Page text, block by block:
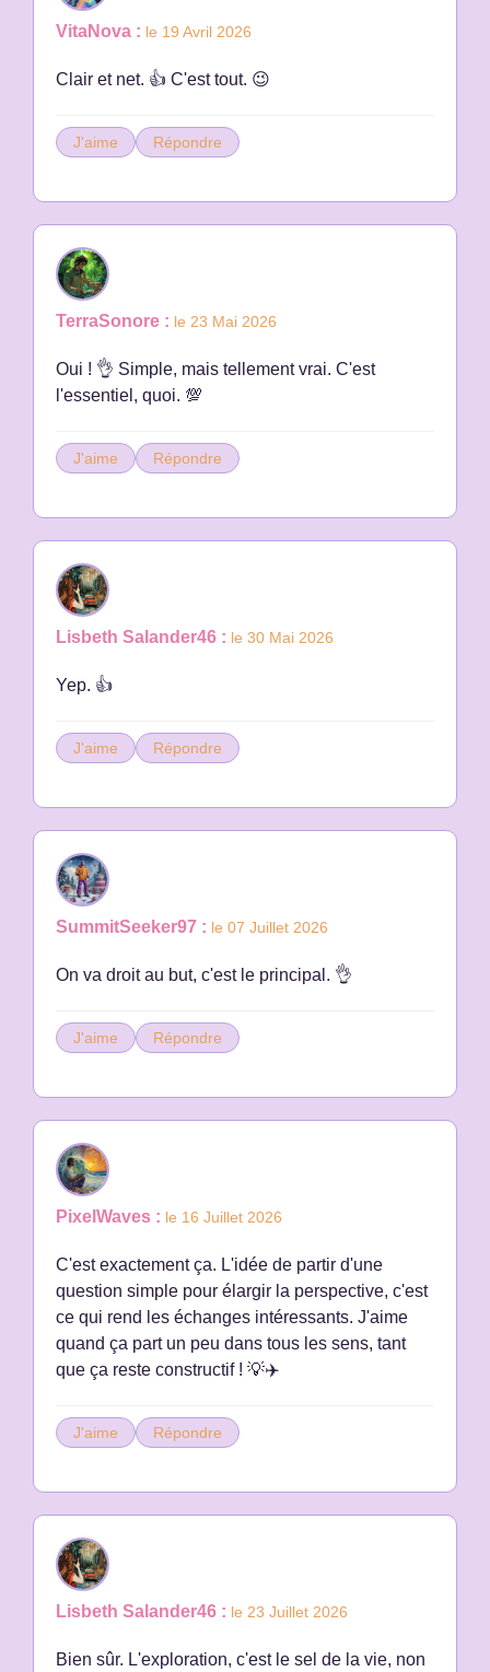
VitaNova : le 19 Avril 2026
Clair et net. 👍 C'est tout. 😉
J'aime Répondre
TerraSonore : le 23 Mai 2026
Oui ! 👌 Simple, mais tellement vrai. C'est
l'essentiel, quoi. 💯
J'aime Répondre
Lisbeth Salander46 : le 30 Mai 2026
Yep. 👍
J'aime Répondre
SummitSeeker97 : le 07 Juillet 2026
On va droit au but, c'est le principal. 👌
J'aime Répondre
PixelWaves : le 16 Juillet 2026
C'est exactement ça. L'idée de partir d'une
question simple pour élargir la perspective, c'est
ce qui rend les échanges intéressants. J'aime
quand ça part un peu dans tous les sens, tant
que ça reste constructif ! 💡✈️
J'aime Répondre
Lisbeth Salander46 : le 23 Juillet 2026
Bien sûr. L'exploration, c'est le sel de la vie, non